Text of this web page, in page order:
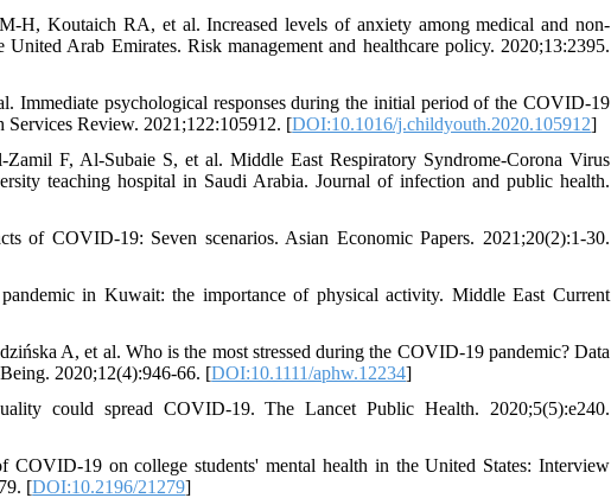
H, Koutaich RA, et al. Increased levels of anxiety among medical and non-
Arab Emirates. Risk management and healthcare policy. 2020;13:2395.
psychological responses during the initial period of the COVID-19
Services Review. 2021;122:105912. [DOI:10.1016/j.childyouth.2020.105912]
F, Al-Subaie S, et al. Middle East Respiratory Syndrome-Corona Virus
teaching hospital in Saudi Arabia. Journal of infection and public health.
of COVID-19: Seven scenarios. Asian Economic Papers. 2021;20(2):1-30.
in Kuwait: the importance of physical activity. Middle East Current
A, et al. Who is the most stressed during the COVID‐19 pandemic? Data
2020;12(4):946-66. [DOI:10.1111/aphw.12234]
could spread COVID-19. The Lancet Public Health. 2020;5(5):e240.
19 on college students' mental health in the United States: Interview
[DOI:10.2196/21279]